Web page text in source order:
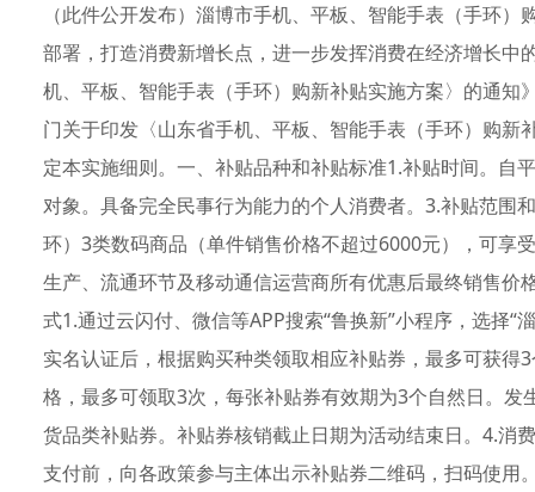
（此件公开发布）淄博市手机、平板、智能手表（手环
部署，打造消费新增长点，进一步发挥消费在经济增长
机、平板、智能手表（手环）购新补贴实施方案〉的通
门关于印发〈山东省手机、平板、智能手表（手环）购
定本实施细则。一、补贴品种和补贴标准1.补贴时间。自
对象。具备完全民事行为能力的个人消费者。3.补贴范围
环）3类数码商品（单件销售价格不超过6000元），可享
生产、流通环节及移动通信运营商所有优惠后最终销售
式1.通过云闪付、微信等APP搜索“鲁换新”小程序，选择
实名认证后，根据购买种类领取相应补贴券，最多可获
格，最多可领取3次，每张补贴券有效期为3个自然日。
货品类补贴券。补贴券核销截止日期为活动结束日。4.消
支付前，向各政策参与主体出示补贴券二维码，扫码使